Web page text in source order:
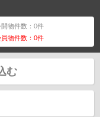
開物件数：0件
員物件数：0件
む